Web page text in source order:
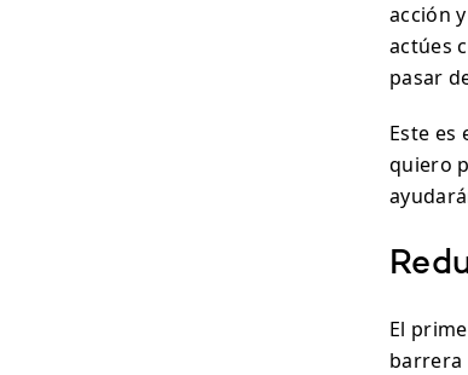
acción
actúes
pasar
Este es
quiero
El
barrera